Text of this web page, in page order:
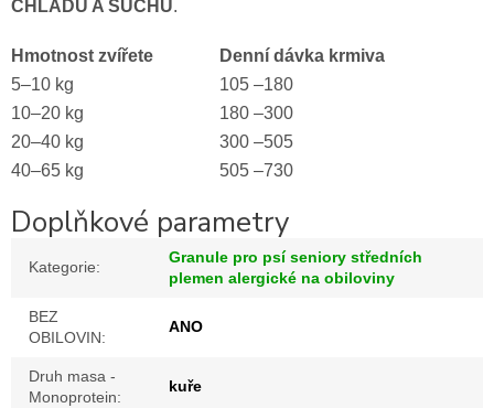
CHLADU A SUCHU.
Hmotnost zvířete
Denní dávka krmiva
5–10 kg
105 –180
10–20 kg
180 –300
20–40 kg
300 –505
40–65 kg
505 –730
Doplňkové parametry
Kategorie:
Granule pro psí seniory středních
plemen alergické na obiloviny
BEZ
OBILOVIN:
ANO
Druh masa -
Monoprotein:
kuře